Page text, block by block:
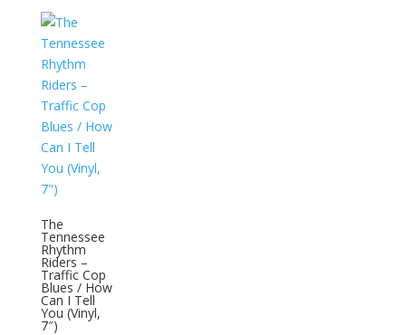
The
Tennessee
Rhythm
Riders –
Traffic Cop
Blues / How
Can I Tell
You (Vinyl,
7″)